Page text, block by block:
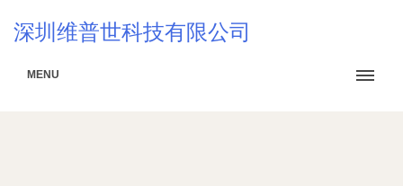
深圳维普世科技有限公司
MENU